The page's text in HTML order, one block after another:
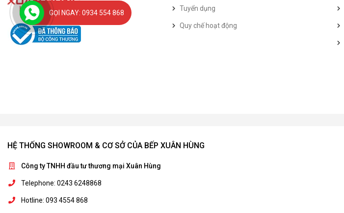
Tuyển dụng
Quy chế hoạt động
HỆ THỐNG SHOWROOM & CƠ SỞ CỦA BẾP XUÂN HÙNG
Công ty TNHH đầu tư thương mại Xuân Hùng
Telephone: 0243 6248868
Hotline: 093 4554 868
GỌI NGAY: 0934 554 868